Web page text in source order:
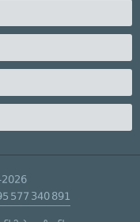
577 340 891